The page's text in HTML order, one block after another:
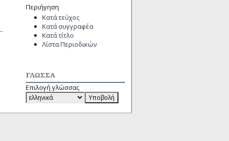
Περιήγηση
Κατά τεύχος
Κατά συγγραφέα
Κατά τίτλο
Λίστα Περιοδικών
ΓΛΏΣΣΑ
Επιλογή γλώσσας